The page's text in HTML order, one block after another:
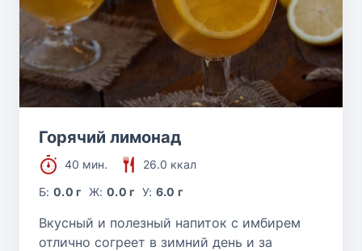
Горячий лимонад
40 мин.
26.0 ккал
Б:0.0 г Ж: 0.0 г У: 6.0 г
Вкусный и полезный напиток с имбирем
отлично согреет в зимний день и за